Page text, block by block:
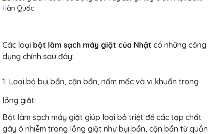
Các loại bột làm sạch máy giặt của Nhật có những công
dụng chính sau đây:
1. Loại bỏ bụi bẩn, cặn bẩn, nấm mốc và vi khuẩn trong
lồng giặt:
Bột làm sạch máy giặt giúp loại bỏ triệt để các tạp chất
gây ô nhiễm trong lồng giặt như bụi bẩn, cặn bẩn từ quần